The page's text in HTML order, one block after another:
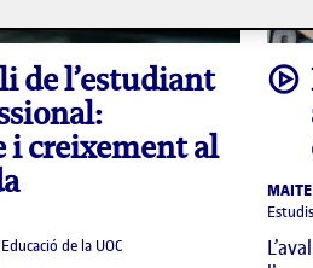
de l’estudiant
i creixement al
de la UOC